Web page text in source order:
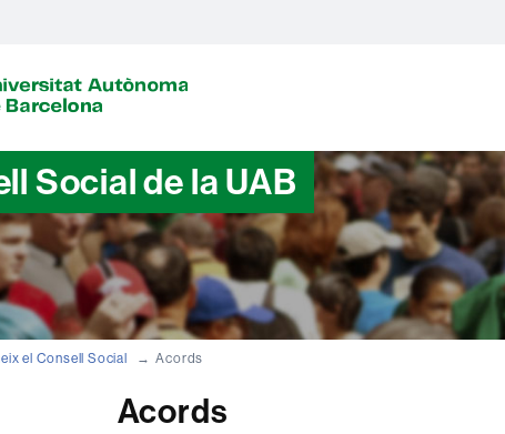
B
Social de la UAB
el Consell Social Acords
Acords